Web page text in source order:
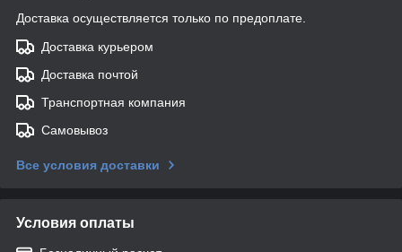
Доставка осуществляется только по предоплате.
Доставка курьером
Доставка почтой
Транспортная компания
Самовывоз
Все условия доставки
Условия оплаты